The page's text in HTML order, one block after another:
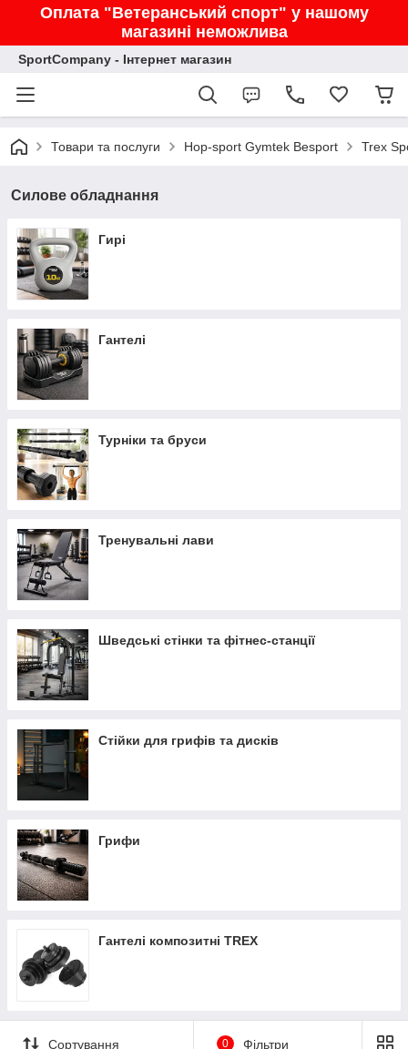
Оплата "Ветеранський спорт" у нашому
магазині неможлива
SportCompany - Інтернет магазин
Товари та послуги Hop-sport Gymtek Besport Trex
Силове обладнання
Гирі
Гантелі
Турніки та бруси
Тренувальні лави
Шведські стінки та фітнес-станції
Стійки для грифів та дисків
Грифи
Гантелі композитні TREX
Сортування 0 Фільтри